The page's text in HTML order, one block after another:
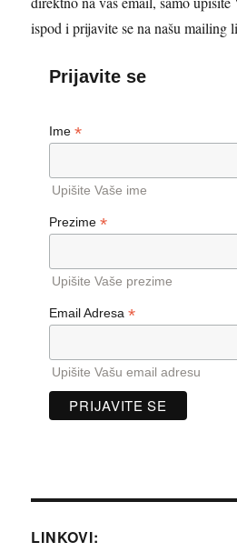
ispod i prijavite se na našu mailing
Prijavite se
Ime*
Upišite Vaše ime
Prezime*
Upišite Vaše prezime
Email Adresa*
Upišite Vašu email adresu
LINKOVI: